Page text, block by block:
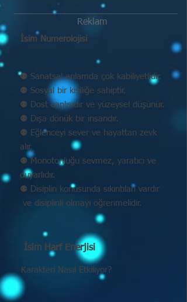
Reklam
İsim Numerolojisi
⚉ Sanatsal anlamda çok kabiliyetlidir.
⚉ Sosyal bir kişiliğe sahiptir.
⚉ Dost canlısıdır ve yüzeysel düşünür.
⚉ Dışa dönük bir insandır.
⚉ Eğlenceyi sever ve hayattan zevk
alır.
⚉ Monotonluğu sevmez, yaratıcı ve
duyarlıdır.
⚉ Disiplin konusunda sıkıntıları vardır
ve disiplinli olmayı öğrenmelidir.
İsim Harf Enerjisi
Karakteri Nasıl Etkiliyor?